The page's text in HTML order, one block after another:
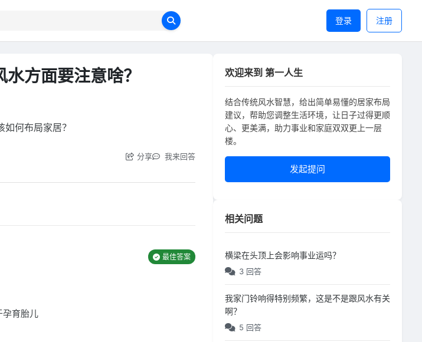
登录 注册
方面要注意啥？
何布局家居？
分享 我来回答
最佳答案
孕育胎儿
欢迎来到 第一人生
结合传统风水智慧，给出简单易懂的居家布局
建议，帮助您调整生活环境，让日子过得更顺
心、更美满，助力事业和家庭双双更上一层
楼。
发起提问
相关问题
横梁在头顶上会影响事业运吗？
3 回答
我家门铃响得特别频繁，这是不是跟风水有关
啊？
5 回答